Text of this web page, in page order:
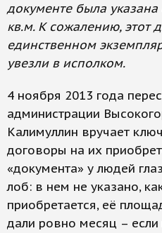
документе была
кв.м. К сожалению, этот
единственном
увезли в исполком.
4 ноября 2013 года
администрации
Калимуллин вручает
договоры на их
«документа» у людей
лоб: в нем не указано,
приобретается, её
дали ровно месяц – если